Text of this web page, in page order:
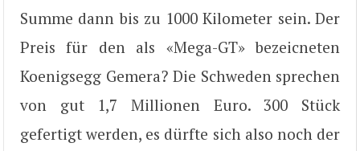
Summe dann bis zu 1000 Kilometer sein. Der
Preis für den als «Mega-GT» bezeicneten
Koenigsegg Gemera? Die Schweden sprechen
von gut 1,7 Millionen Euro. 300 Stück
gefertigt werden, es dürfte sich also noch der